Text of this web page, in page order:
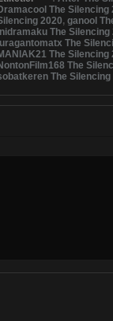
The Silencing
2020, ganool
Inidramaku The Silencing
The
The Silencing
The
The Silencing